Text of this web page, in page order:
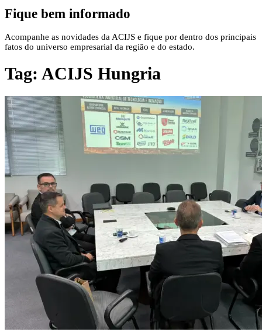
Fique bem informado
Acompanhe as novidades da ACIJS e fique por dentro dos principais
fatos do universo empresarial da região e do estado.
Tag: ACIJS Hungria